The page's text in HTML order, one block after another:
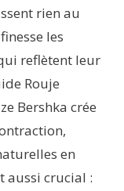
rien au
les
reflètent leur
Rouje
Bershka crée
en
aussi crucial :